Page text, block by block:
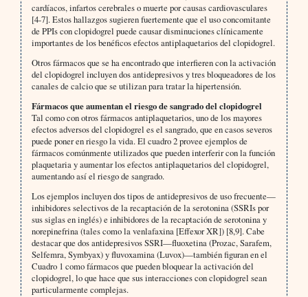
cardíacos, infartos cerebrales o muerte por causas cardiovasculares
[4-7]. Estos hallazgos sugieren fuertemente que el uso concomitante
de PPIs con clopidogrel puede causar disminuciones clínicamente
importantes de los benéficos efectos antiplaquetarios del clopidogrel.
Otros fármacos que se ha encontrado que interfieren con la activación
del clopidogrel incluyen dos antidepresivos y tres bloqueadores de los
canales de calcio que se utilizan para tratar la hipertensión.
Fármacos que aumentan el riesgo de sangrado del clopidogrel
Tal como con otros fármacos antiplaquetarios, uno de los mayores
efectos adversos del clopidogrel es el sangrado, que en casos severos
puede poner en riesgo la vida. El cuadro 2 provee ejemplos de
fármacos comúnmente utilizados que pueden interferir con la función
plaquetaria y aumentar los efectos antiplaquetarios del clopidogrel,
aumentando así el riesgo de sangrado.
Los ejemplos incluyen dos tipos de antidepresivos de uso frecuente—
inhibidores selectivos de la recaptación de la serotonina (SSRIs por
sus siglas en inglés) e inhibidores de la recaptación de serotonina y
norepinefrina (tales como la venlafaxina [Effexor XR]) [8,9]. Cabe
destacar que dos antidepresivos SSRI—fluoxetina (Prozac, Sarafem,
Selfemra, Symbyax) y fluvoxamina (Luvox)—también figuran en el
Cuadro 1 como fármacos que pueden bloquear la activación del
clopidogrel, lo que hace que sus interacciones con clopidogrel sean
particularmente complejas.